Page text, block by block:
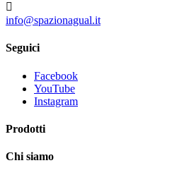

info@spazionagual.it
Seguici
Facebook
YouTube
Instagram
Prodotti
Chi siamo